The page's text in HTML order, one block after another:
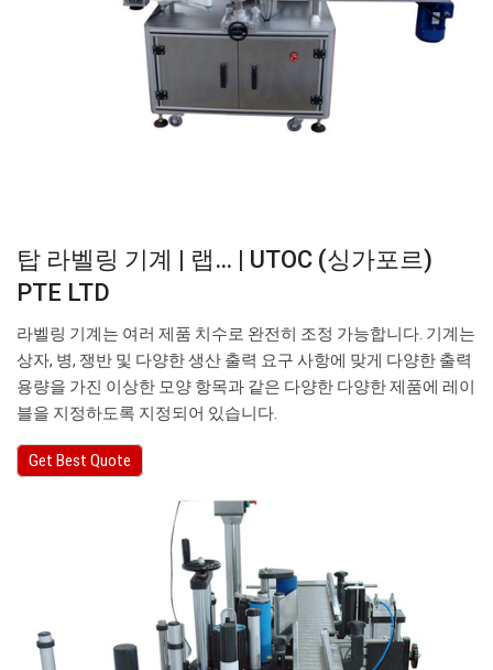
탑 라벨링 기계 | 랩… | UTOC (싱가포르)
PTE LTD
라벨링 기계는 여러 제품 치수로 완전히 조정 가능합니다. 기계는
상자, 병, 쟁반 및 다양한 생산 출력 요구 사항에 맞게 다양한 출력
용량을 가진 이상한 모양 항목과 같은 다양한 다양한 제품에 레이
블을 지정하도록 지정되어 있습니다.
Get Best Quote